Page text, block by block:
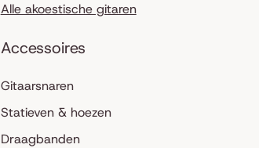
Alle akoestische gitaren
Accessoires
Gitaarsnaren
Statieven & hoezen
Draagbanden